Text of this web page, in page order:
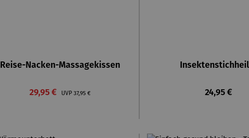
Reise-Nacken-Massagekissen
Verkaufspreis:
29,95 € UVP Regulärer Preis:
37,95 € Regulärer
24,95 €